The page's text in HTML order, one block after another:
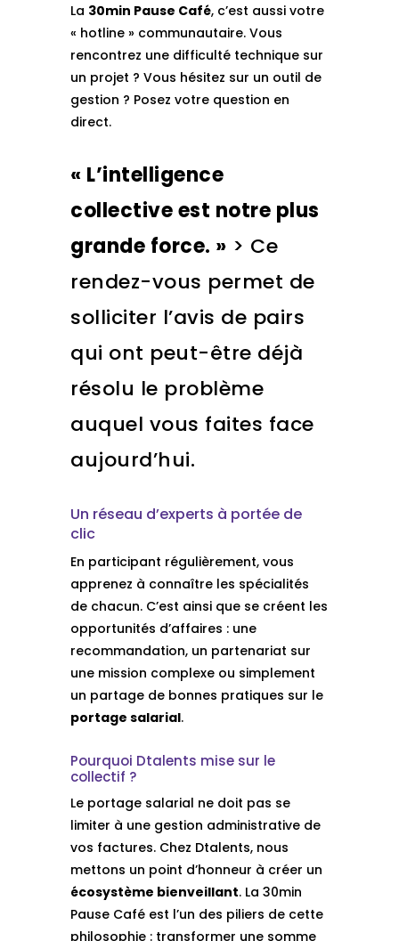
La 30min Pause Café, c’est aussi votre
« hotline » communautaire. Vous
rencontrez une difficulté technique sur
un projet ? Vous hésitez sur un outil de
gestion ? Posez votre question en
direct.
« L’intelligence
collective est notre plus
grande force. » > Ce
rendez-vous permet de
solliciter l’avis de pairs
qui ont peut-être déjà
résolu le problème
auquel vous faites face
aujourd’hui.
Un réseau d’experts à portée de
clic
En participant régulièrement, vous
apprenez à connaître les spécialités
de chacun. C’est ainsi que se créent les
opportunités d’affaires : une
recommandation, un partenariat sur
une mission complexe ou simplement
un partage de bonnes pratiques sur le
portage salarial.
Pourquoi Dtalents mise sur le
collectif ?
Le portage salarial ne doit pas se
limiter à une gestion administrative de
vos factures. Chez Dtalents, nous
mettons un point d’honneur à créer un
écosystème bienveillant. La 30min
Pause Café est l’un des piliers de cette
philosophie : transformer une somme